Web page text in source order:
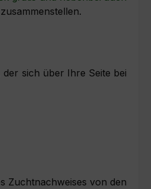
der sich über Ihre Seite bei
Zuchtnachweises von den